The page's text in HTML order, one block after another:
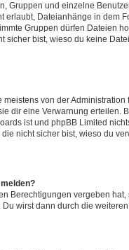
Gruppen und einzelne
erlaubt, Dateianhänge in dem
Gruppen dürfen Dateien
sicher bist, wieso du keine
von der
dir eine Verwarnung erteilen.
ist und phpBB Limited
nicht sicher bist, wieso du
Berechtigungen vergeben
wirst dann durch die